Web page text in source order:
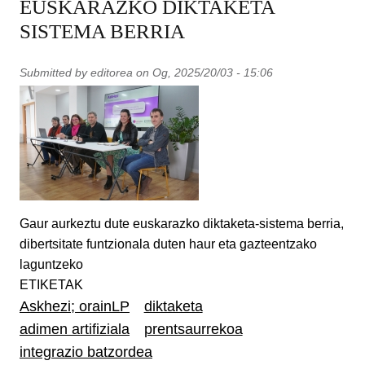
EUSKARAZKO DIKTAKETA
SISTEMA BERRIA
Submitted by editorea on Og, 2025/20/03 - 15:06
Gaur aurkeztu dute euskarazko diktaketa-sistema berria,
dibertsitate funtzionala duten haur eta gazteentzako
laguntzeko
ETIKETAK
Askhezi; orainLP
diktaketa
adimen artifiziala
prentsaurrekoa
integrazio batzordea